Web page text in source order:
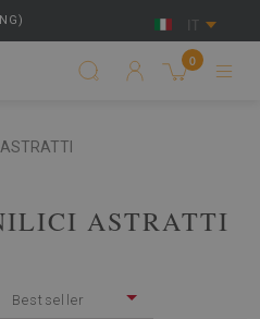
0
ASTRATTI
ASTRATTI
Bestseller